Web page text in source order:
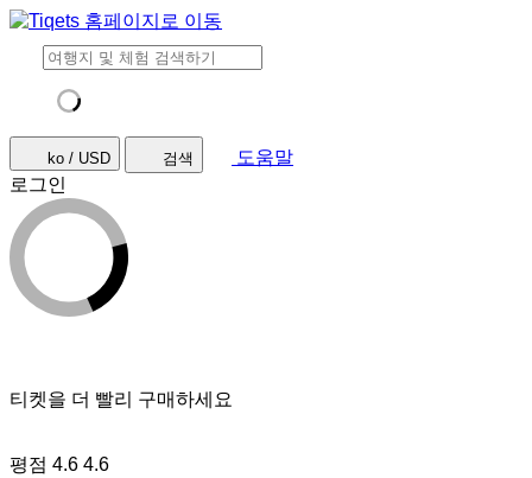
ko / USD 검색
도움말
로그인
티켓을 더 빨리 구매하세요
평점 4.6 4.6